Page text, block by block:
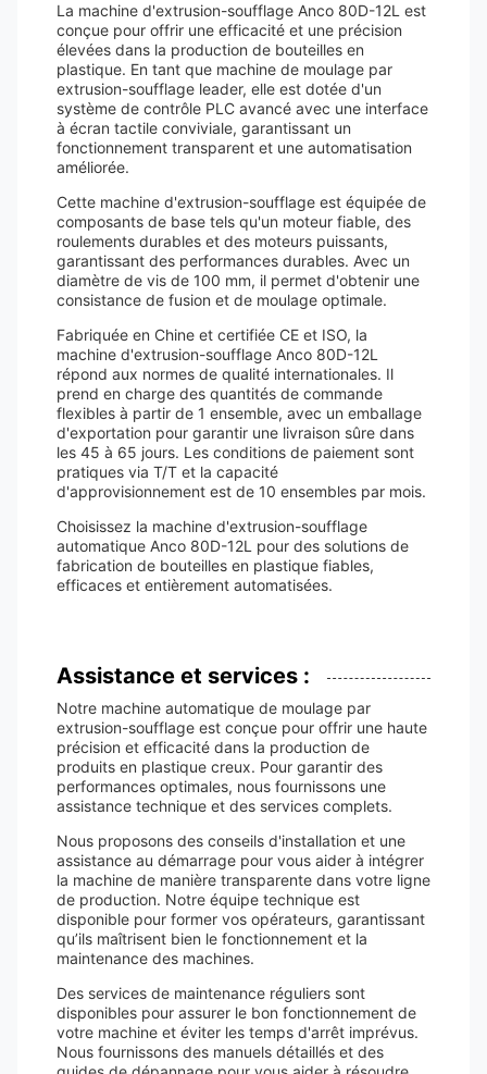
La machine d'extrusion-soufflage Anco 80D-12L est
conçue pour offrir une efficacité et une précision
élevées dans la production de bouteilles en
plastique. En tant que machine de moulage par
extrusion-soufflage leader, elle est dotée d'un
système de contrôle PLC avancé avec une interface
à écran tactile conviviale, garantissant un
fonctionnement transparent et une automatisation
améliorée.
Cette machine d'extrusion-soufflage est équipée de
composants de base tels qu'un moteur fiable, des
roulements durables et des moteurs puissants,
garantissant des performances durables. Avec un
diamètre de vis de 100 mm, il permet d'obtenir une
consistance de fusion et de moulage optimale.
Fabriquée en Chine et certifiée CE et ISO, la
machine d'extrusion-soufflage Anco 80D-12L
répond aux normes de qualité internationales. Il
prend en charge des quantités de commande
flexibles à partir de 1 ensemble, avec un emballage
d'exportation pour garantir une livraison sûre dans
les 45 à 65 jours. Les conditions de paiement sont
pratiques via T/T et la capacité
d'approvisionnement est de 10 ensembles par mois.
Choisissez la machine d'extrusion-soufflage
automatique Anco 80D-12L pour des solutions de
fabrication de bouteilles en plastique fiables,
efficaces et entièrement automatisées.
Assistance et services :
Notre machine automatique de moulage par
extrusion-soufflage est conçue pour offrir une haute
précision et efficacité dans la production de
produits en plastique creux. Pour garantir des
performances optimales, nous fournissons une
assistance technique et des services complets.
Nous proposons des conseils d'installation et une
assistance au démarrage pour vous aider à intégrer
la machine de manière transparente dans votre ligne
de production. Notre équipe technique est
disponible pour former vos opérateurs, garantissant
qu’ils maîtrisent bien le fonctionnement et la
maintenance des machines.
Des services de maintenance réguliers sont
disponibles pour assurer le bon fonctionnement de
votre machine et éviter les temps d'arrêt imprévus.
Nous fournissons des manuels détaillés et des